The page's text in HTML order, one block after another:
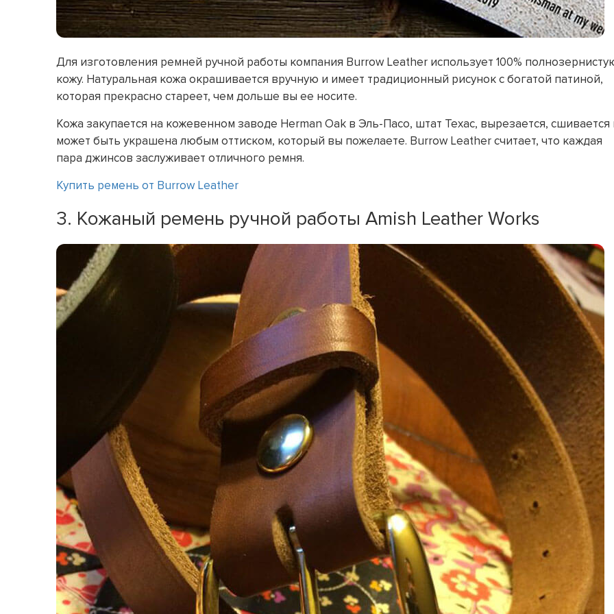
Для изготовления ремней ручной работы компания Burrow Leather использует 100%
кожу. Натуральная кожа окрашивается вручную и имеет традиционный рисунок с богатой патиной,
которая прекрасно стареет, чем дольше вы ее носите.
Кожа закупается на кожевенном заводе Herman Oak в Эль-Пасо, штат Техас, вырезается, сшивается
может быть украшена любым оттиском, который вы пожелаете. Burrow Leather считает, что каждая
пара джинсов заслуживает отличного ремня.
Купить ремень от Burrow Leather
3. Кожаный ремень ручной работы Amish Leather Works